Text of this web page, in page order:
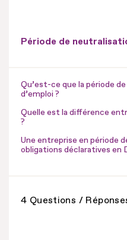
Période de
Qu’est-ce que la période
d’emploi ?
Quelle est la différence
?
Une entreprise en période
obligations déclaratives en
4 Questions /